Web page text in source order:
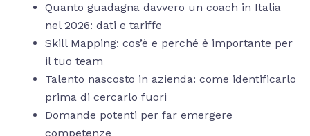
Quanto guadagna davvero un coach in Italia
nel 2026: dati e tariffe
Skill Mapping: cos’è e perché è importante per
il tuo team
Talento nascosto in azienda: come identificarlo
prima di cercarlo fuori
Domande potenti per far emergere
competenze